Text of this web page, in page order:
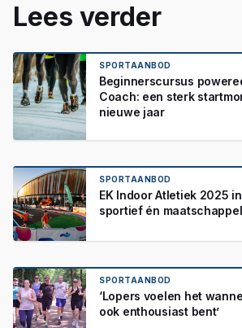
Lees verder
SPORTAANBOD
Beginnerscursus
Coach: een sterk
nieuwe jaar
SPORTAANBOD
EK Indoor Atletiek 2025
sportief én
SPORTAANBOD
‘Lopers voelen het
ook enthousiast bent’